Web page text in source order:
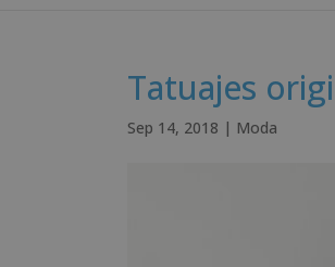
Tatuajes
Sep 14, 2018 | Moda